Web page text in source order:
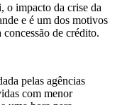
o impacto da crise da
e é um dos motivos
de crédito.
pelas agências
com menor